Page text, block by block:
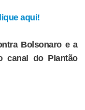
aqui!
Bolsonaro e a
canal do Plantão